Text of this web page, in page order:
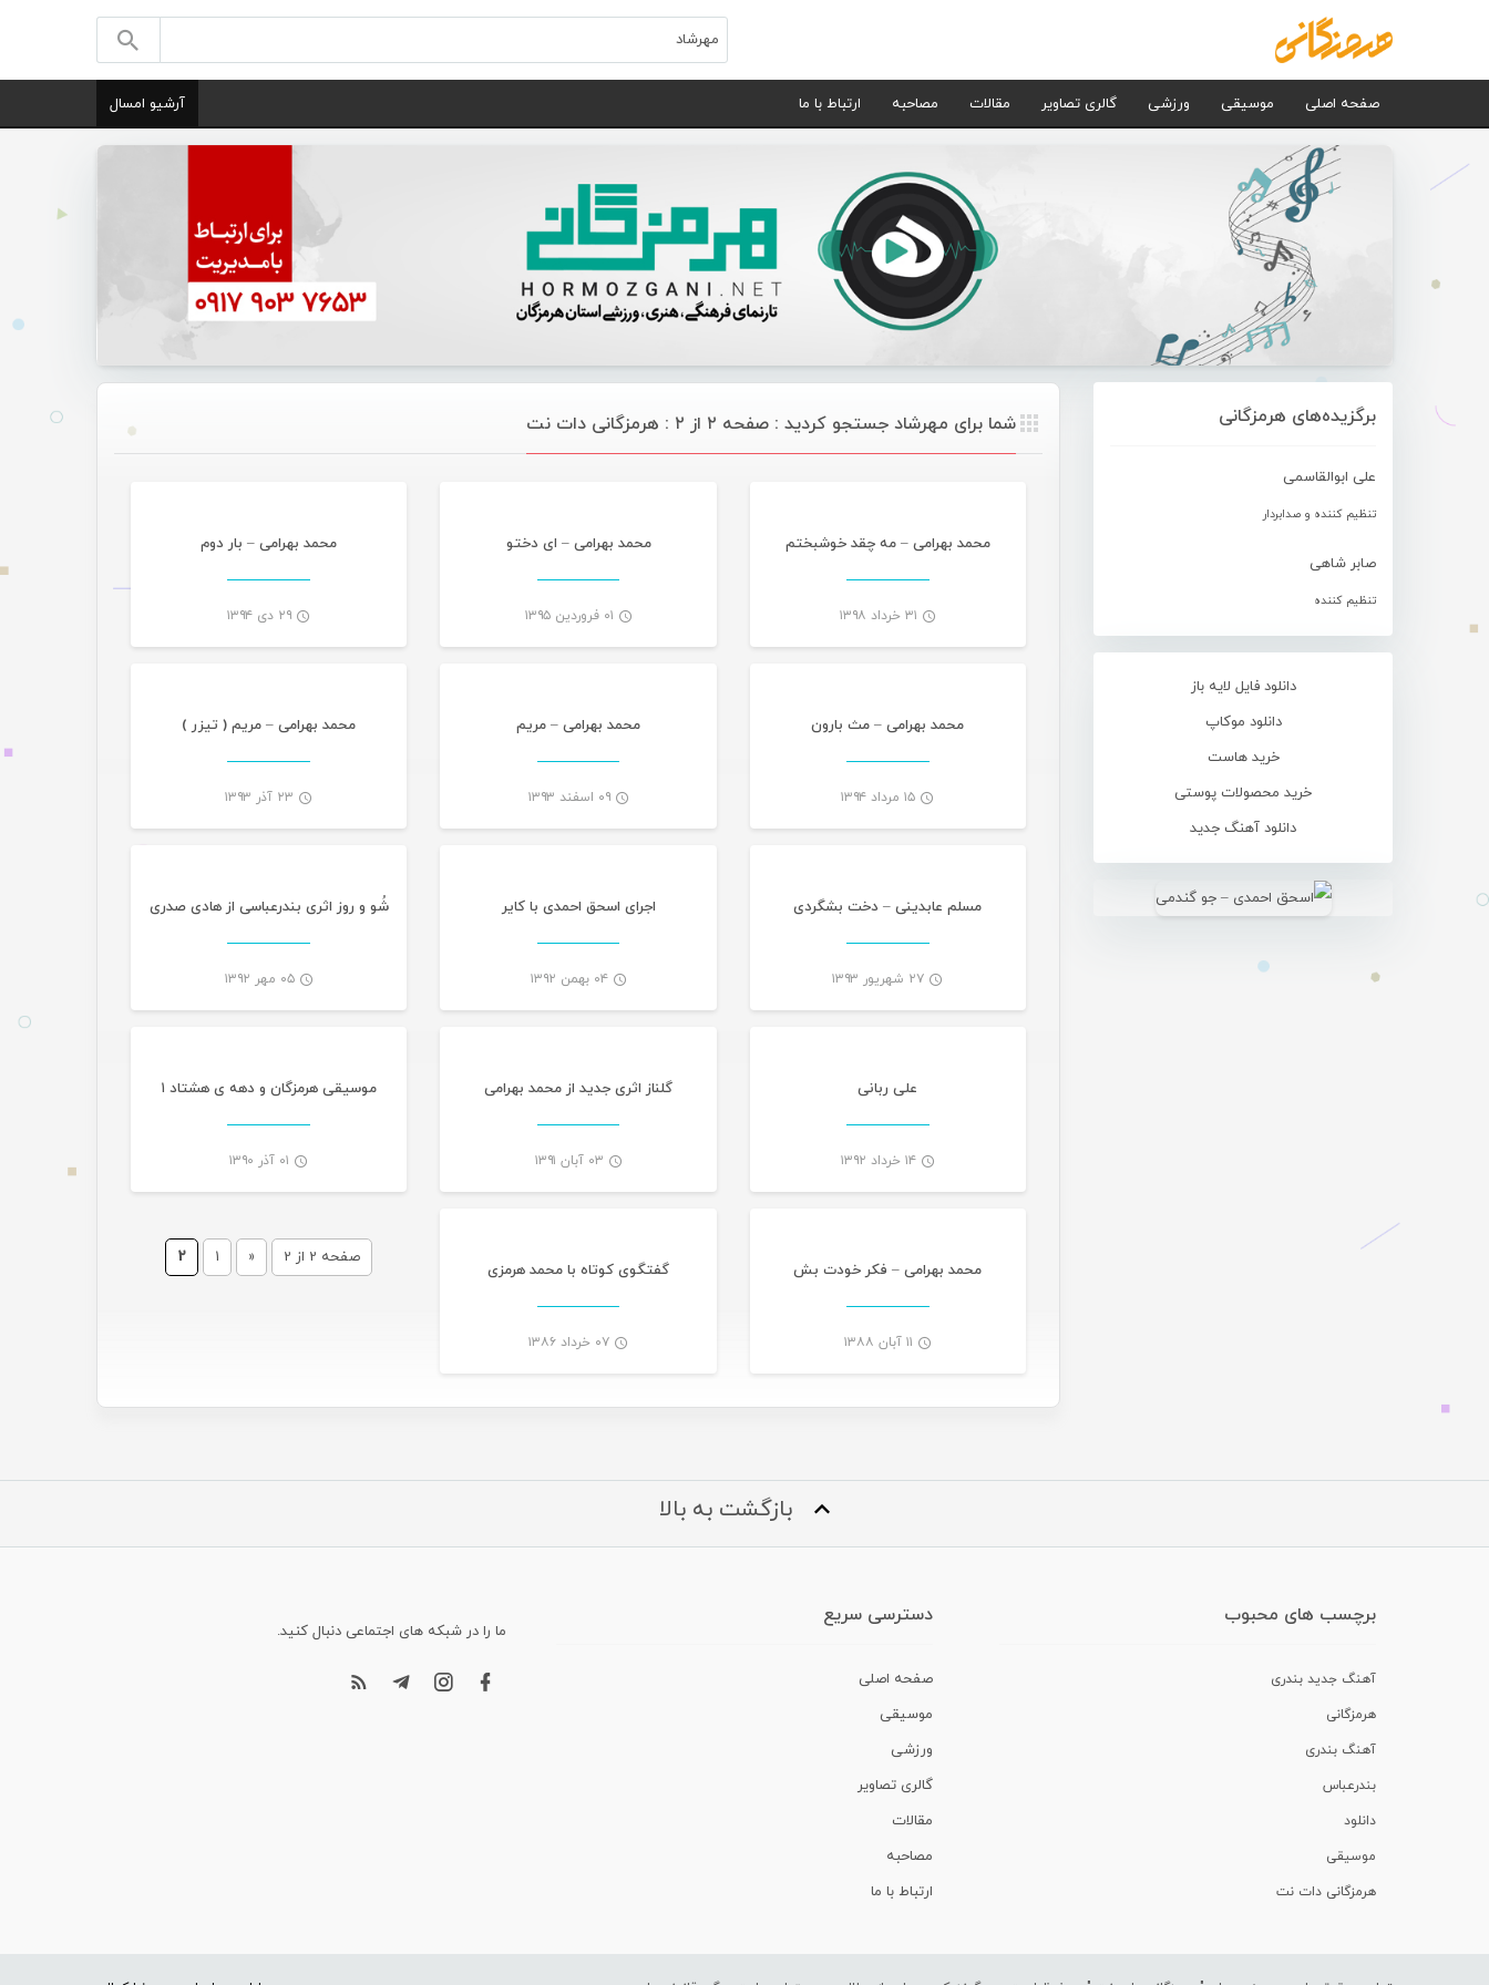
صفحه اصلی موسیقی ورزشی گالری تصاویر مقالات مصاحبه ارتباط با ما آرشیو امسال
برگزیده‌های هرمزگانی
علی ابوالقاسمی
تنظیم کننده و صدابردار
صابر شاهی
تنظیم کننده
دانلود فایل لایه باز
دانلود موکاپ
خرید هاست
خرید محصولات پوستی
دانلود آهنگ جدید
شما برای مهرشاد جستجو کردید : صفحه ۲ از ۲ : هرمزگانی دات نت
محمد بهرامی – مه چقد خوشبختم
۳۱ خرداد ۱۳۹۸
محمد بهرامی – ای دختو
۰۱ فروردین ۱۳۹۵
محمد بهرامی – بار دوم
۲۹ دی ۱۳۹۴ تازه های هرمزگانی
محمد بهرامی – مث بارون
۱۵ مرداد ۱۳۹۴
موسیقی تازه های هرمزگانی
محمد بهرامی – مریم
۰۹ اسفند ۱۳۹۳
تازه های هرمزگانی
محمد بهرامی – مریم ( تیزر )
۲۳ آذر ۱۳۹۳ تازه های هرمزگانی
مسلم عابدینی – دخت بشگردی
۲۷ شهریور ۱۳۹۳
تازه های هرمزگانی
اجرای اسحق احمدی با کایر
۰۴ بهمن ۱۳۹۲
شُو و روز اثری بندرعباسی از هادی صدری
۰۵ مهر ۱۳۹۲
علی ربانی
۱۴ خرداد ۱۳۹۲
گلناز اثری جدید از محمد بهرامی
۰۳ آبان ۱۳۹۱
موسیقی هرمزگان و دهه ی هشتاد ۱
۰۱ آذر ۱۳۹۰
محمد بهرامی – فکر خودت بش
۱۱ آبان ۱۳۸۸
گفتگوی کوتاه با محمد هرمزی
۰۷ خرداد ۱۳۸۶
صفحه 2 از 2 «
1
2
بازگشت به بالا
برچسب های محبوب
آهنگ جدید بندری
هرمزگانی
آهنگ بندری
بندرعباس
دانلود
موسیقی
هرمزگانی دات نت
دسترسی سریع
صفحه اصلی
موسیقی
ورزشی
گالری تصاویر
مقالات
مصاحبه
ارتباط با ما
ما را در شبکه های اجتماعی دنبال کنید.